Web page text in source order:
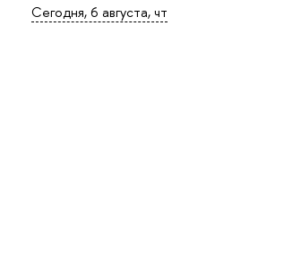
Сегодня, 6 августа, чт